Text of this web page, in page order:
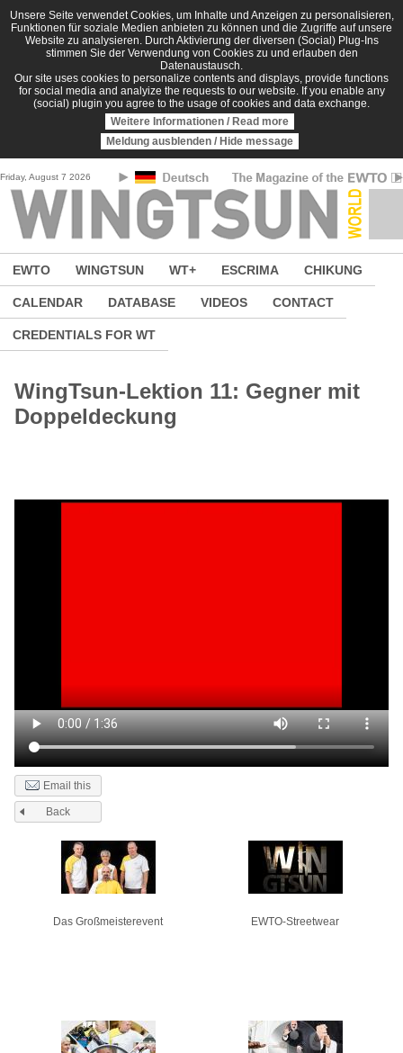
Skip to main content
Unsere Seite verwendet Cookies, um Inhalte und Anzeigen zu personalisieren,
Funktionen für soziale Medien anbieten zu können und die Zugriffe auf unsere
Website zu analysieren. Durch Aktivierung der diversen (Social) Plug-Ins
stimmen Sie der Verwendung von Cookies zu und erlauben den
Datenaustausch.
Our site uses cookies to personalize contents and displays, provide functions
for social media and analyize the requests to our website. If you enable any
(social) plugin you agree to the usage of cookies and data exchange.
Weitere Informationen / Read more
Meldung ausblenden / Hide message
Friday, August 7 2026
EWTO WINGTSUN WT+ ESCRIMA CHIKUNG
CALENDAR DATABASE VIDEOS CONTACT
CREDENTIALS FOR WT
WingTsun-Lektion 11: Gegner mit
Doppeldeckung
Email this
Back
Das Großmeisterevent EWTO-Streetwear
Pages